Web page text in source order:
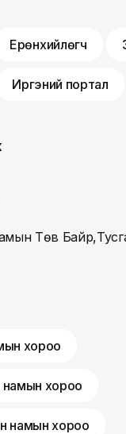
Ерөнхийлөгч
Иргэний портал
Төв
хороо
намын хороо
намын хороо